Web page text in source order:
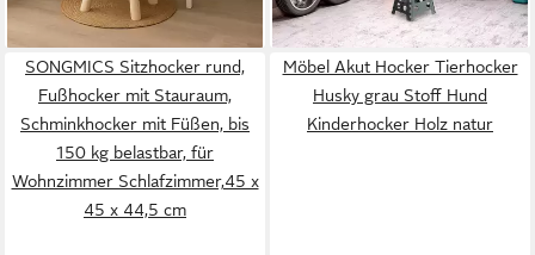
SONGMICS Sitzhocker rund,
Fußhocker mit Stauraum,
Schminkhocker mit Füßen, bis
150 kg belastbar, für
Wohnzimmer Schlafzimmer,45 x
45 x 44,5 cm
Möbel Akut Hocker Tierhocker
Husky grau Stoff Hund
Kinderhocker Holz natur